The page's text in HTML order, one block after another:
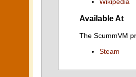
Available At
The ScummVM
Steam